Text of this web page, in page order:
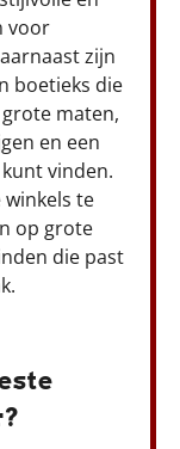
voor
zijn
boetieks die
maten,
en een
vinden.
te
op grote
die past